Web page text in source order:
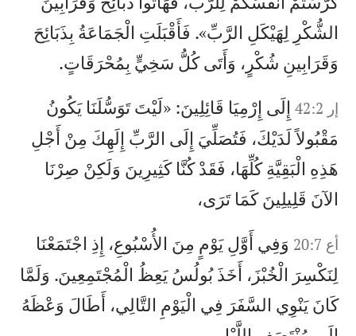
الشُّكْرِ لِهَيْكَلِ الرَّبِّ». فَأَقْبَلَتِ الْجَمَاعَةُ بِذَبَائِحَ
وَقَرَابِينِ شُكْرٍ، وَأَتَى كُلُّ سَخِيٍّ بِمُحْرَقَاتٍ.
إر 42:2
إِلَى إِرْمِيَا قَائِلِينَ: «لَيْتَ تَوَسُّلَنَا يَكُونُ
مَقْبُولاً لَدَيْكَ، فَتُصَلِّيَ إِلَى الرَّبِّ إِلَهِكَ مِنْ أَجْلِ
هَذِهِ الْبَقِيَّةِ كُلِّهَا، فَقَدْ كُنَّا كَثِيرِينَ وَلَكِنْ صِرْنَا
الآنَ قَلِيلِينَ كَمَا تَرَى،
أع 20:7
وَفِي أَوَّلِ يَوْمٍ مِنَ الأُسْبُوعِ، إِذِ اجْتَمَعْنَا
لِنَكْسِرَ الْخُبْزَ، أَخَذَ بُولُسُ يَعِظُ الْمُجْتَمِعِينَ. وَلَمَّا
كَانَ يَنْوِي السَّفَرَ فِي الْيَوْمِ التَّالِي، أَطَالَ وَعْظَهُ